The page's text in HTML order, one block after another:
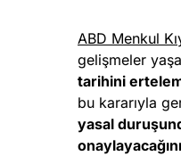
ABD Menkul
gelişmeler
tarihini
bu kararıyla
yasal